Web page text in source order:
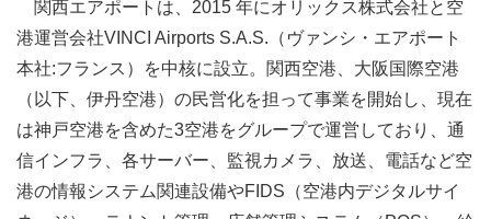
関西エアポートは、2015 年にオリックス株式会社と空
港運営会社VINCI Airports S.A.S.（ヴァンシ・エアポート
本社:フランス）を中核に設立。関西空港、大阪国際空港
（以下、伊丹空港）の民営化を担って事業を開始し、現在
は神戸空港を含めた3空港をグループで運営しており、通
信インフラ、各サーバー、監視カメラ、放送、電話など空
港の情報システム関連設備やFIDS（空港内デジタルサイ